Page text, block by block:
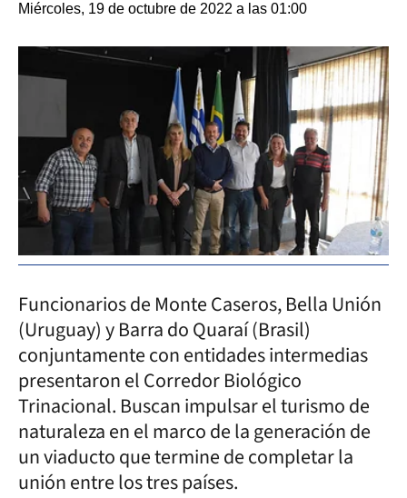
Miércoles, 19 de octubre de 2022 a las 01:00
Funcionarios de Monte Caseros, Bella Unión
(Uruguay) y Barra do Quaraí (Brasil)
conjuntamente con entidades intermedias
presentaron el Corredor Biológico
Trinacional. Buscan impulsar el turismo de
naturaleza en el marco de la generación de
un viaducto que termine de completar la
unión entre los tres países.